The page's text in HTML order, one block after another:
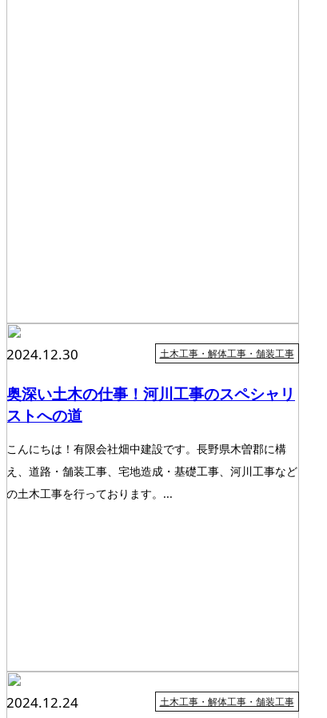
2024.12.30 土木工事・解体工事・舗装工事
奥深い土木の仕事！河川工事のスペシャリ
ストへの道
こんにちは！有限会社畑中建設です。長野県木曽郡に構
え、道路・舗装工事、宅地造成・基礎工事、河川工事など
の土木工事を行っております。...
2024.12.24 土木工事・解体工事・舗装工事